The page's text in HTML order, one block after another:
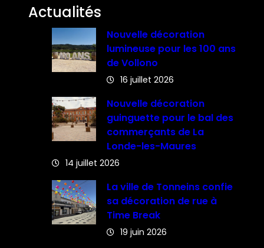
Actualités
Nouvelle décoration
lumineuse pour les 100 ans
de Vollono
16 juillet 2026
Nouvelle décoration
guinguette pour le bal des
commerçants de La
Londe-les-Maures
14 juillet 2026
La ville de Tonneins confie
sa décoration de rue à
Time Break
19 juin 2026